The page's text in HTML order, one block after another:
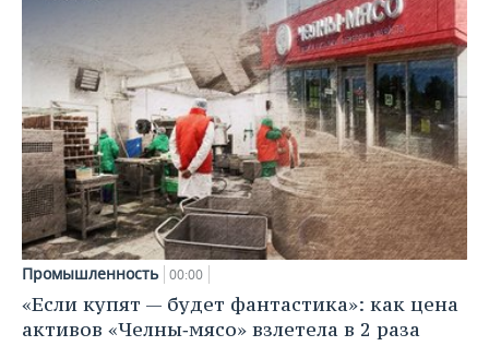
Промышленность 00:00
«Если купят — будет фантастика»: как цена
активов «Челны‑мясо» взлетела в 2 раза